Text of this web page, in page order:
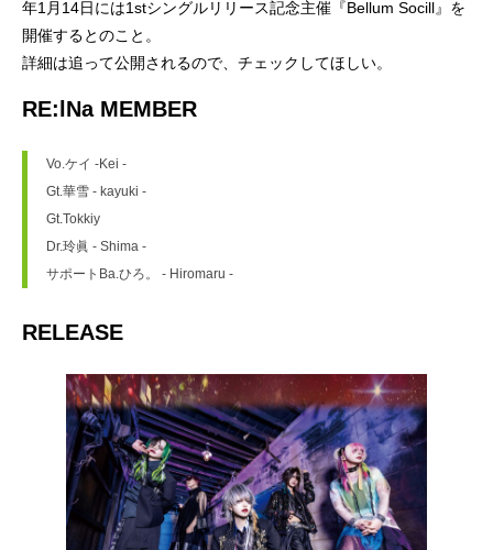
年1月14日には1stシングルリリース記念主催『Bellum Socill』を
開催するとのこと。
詳細は追って公開されるので、チェックしてほしい。
RE:lNa MEMBER
Vo.ケイ -Kei -
Gt.華雪 - kayuki -
Gt.Tokkiy
Dr.玲眞 - Shima -
サポートBa.ひろ。 - Hiromaru -
RELEASE